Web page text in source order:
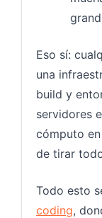
Eso sí:
una
build y
servidores
cómputo en
de tirar
Todo esto
coding,